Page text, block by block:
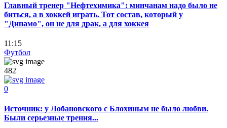
Главный тренер "Нефтехимика": минчанам надо было не
биться, а в хоккей играть. Тот состав, который у
"Динамо", он не для драк, а для хоккея
11:15
Футбол
482
0
Источник: у Лобановского с Блохиным не было любви.
Были серьезные трения...